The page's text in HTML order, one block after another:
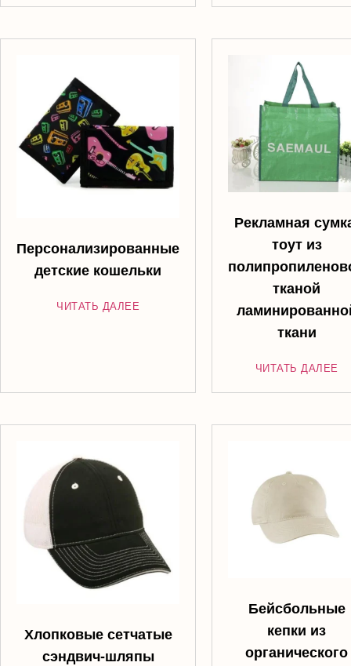
Персонализированные
детские кошельки
ЧИТАТЬ ДАЛЕЕ
Рекламная
тоут из
тканой
ткани
ЧИТАТЬ ДАЛЕЕ
Хлопковые сетчатые
сэндвич-шляпы
Бейсбольные
кепки из
органического